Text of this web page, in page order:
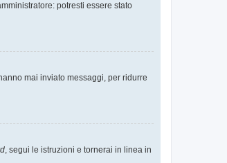
potresti essere stato
mai inviato messaggi, per ridurre
, segui le istruzioni e tornerai in linea in